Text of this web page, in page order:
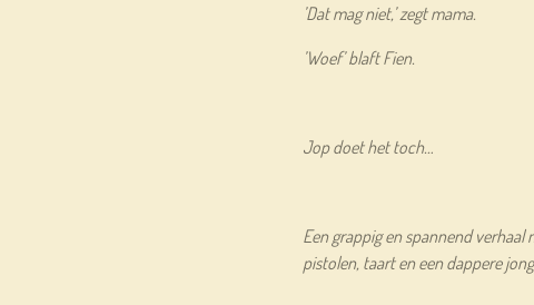
’Dat mag niet,’ zegt mama.
’Woef’ blaft Fien.
Jop doet het toch…
Een grappig en spannend verhaal
pistolen, taart en een dappere